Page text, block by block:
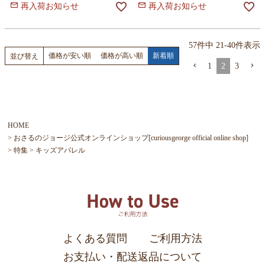
再入荷お知らせ 再入荷お知らせ
並び替え 価格が安い順 価格が高い順 新着順
57件中 21-40件表示
1 2 3
HOME
おさるのジョージ公式オンラインショップ[curiousgeorge official online shop]
特集
キッズアパレル
よくある質問
ご利用方法
お支払い・配送返品について